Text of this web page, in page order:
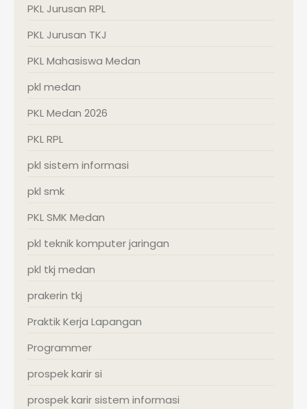
PKL Jurusan RPL
PKL Jurusan TKJ
PKL Mahasiswa Medan
pkl medan
PKL Medan 2026
PKL RPL
pkl sistem informasi
pkl smk
PKL SMK Medan
pkl teknik komputer jaringan
pkl tkj medan
prakerin tkj
Praktik Kerja Lapangan
Programmer
prospek karir si
prospek karir sistem informasi